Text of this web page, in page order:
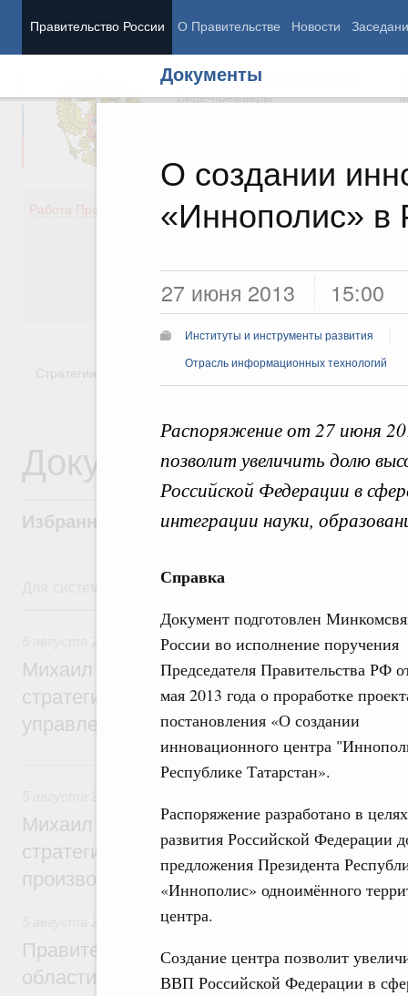
Правительство России О Правительстве Новости
Документы
О создании
«Иннополис» в
27 июня 2013 15:00
Институты и инструменты развития
Отрасль информационных технологий
Распоряжение от 27 июня
позволит увеличить долю
Российской Федерации в
интеграции науки,
Справка
Документ подготовлен
России во исполнение поручения
Председателя Правительства РФ
мая 2013 года о проработке
постановления «О создании
инновационного центра
Республике Татарстан».
Распоряжение разработано в
развития Российской Федерации
предложения Президента
«Иннополис» одноимённого
центра.
Создание центра позволит
ВВП Российской Федерации в
Председатель Правительства
Вице-премьеры
Работа Правительства
Демография
Здоровье
Общество
Государство
Стратегии Государственные программы
Документы
Избранные документы со справками к
Для системного поиска перейдите в раздел "Поиск по
6 августа, четверг
Технологическое развитие. Инновации
Михаил Мишустин дал поручения по
стратегической сессии о
управления научно-технологическим
5 августа, среда
Михаил Мишустин дал поручения по
стратегической сессии, посвящённой
производительности труда
Национальный проект «Экологическое
Правительство увеличило объём
области в рамках федерального